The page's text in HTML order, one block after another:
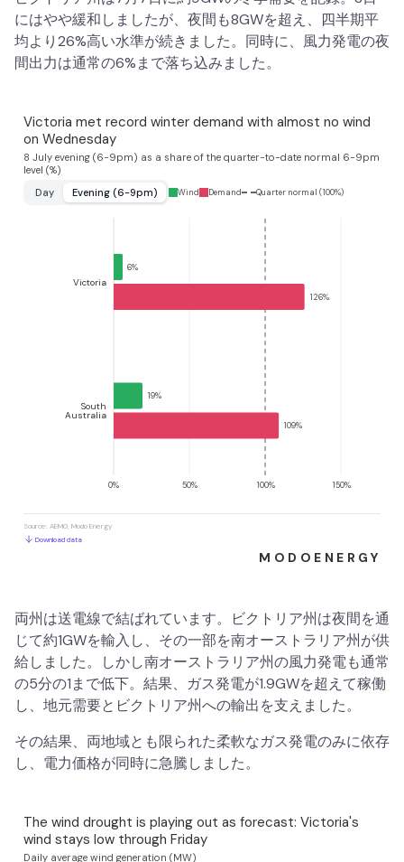
にはやや緩和しましたが、夜間も8GWを超え、四半期平
均より26%高い水準が続きました。同時に、風力発電の夜
間出力は通常の6%まで落ち込みました。
両州は送電線で結ばれています。ビクトリア州は夜間を通
じて約1GWを輸入し、その一部を南オーストラリア州が供
給しました。しかし南オーストラリア州の風力発電も通常
の5分の1まで低下。結果、ガス発電が1.9GWを超えて稼働
し、地元需要とビクトリア州への輸出を支えました。
その結果、両地域とも限られた柔軟なガス発電のみに依存
し、電力価格が同時に急騰しました。